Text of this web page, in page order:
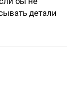
детали